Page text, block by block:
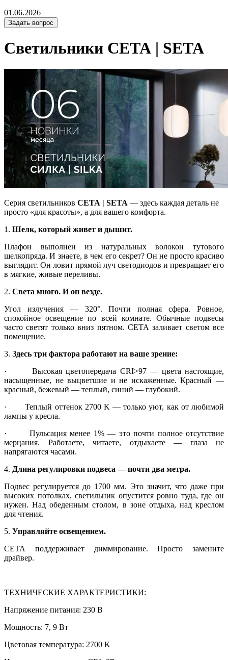
01.06.2026
Задать вопрос
Светильники СЕТА | SETA
Серия светильников СЕТА | SETA — здесь каждая деталь не
просто «для красоты», а для вашего комфорта.
1. Шелк, который живет и дышит.
Плафон выполнен из натуральных волокон тутового
шелкопряда. И знаете, в чем его секрет? Он не просто красиво
выглядит. Он ловит прямой луч светодиодов и превращает его
в мягкие, живые переливы.
2. Света много. И он везде.
Угол излучения — 320°. Почти полная сфера. Ровное,
спокойное освещение по всей комнате. Обычные подвесы
часто светят только вниз пятном. СЕТА заливает светом все
помещение.
3. Здесь три фактора работают на ваше зрение:
· Высокая цветопередача CRI>97 — цвета настоящие,
насыщенные, не выцветшие и не искаженные. Красный —
красный, бежевый — теплый, синий — глубокий.
· Теплый оттенок 2700 K — только уют, как от любимой
лампы у кресла.
· Пульсация менее 1% — это почти полное отсутствие
мерцания. Работаете, читаете, отдыхаете — глаза не
напрягаются часами.
4. Длина регулировки подвеса — почти два метра.
Подвес регулируется до 1700 мм. Это значит, что даже при
высоких потолках, светильник опустится ровно туда, где он
нужен. Над обеденным столом, в зоне отдыха, над креслом
для чтения.
5. Управляйте освещением.
СЕТА поддерживает диммирование. Просто замените
драйвер.
ТЕХНИЧЕСКИЕ ХАРАКТЕРИСТИКИ:
Напряжение питания: 230 В
Мощность: 7, 9 Вт
Цветовая температура: 2700 K